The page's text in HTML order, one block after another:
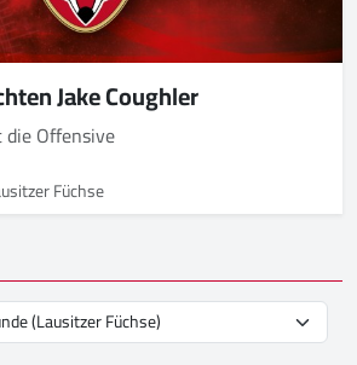
Jake Coughler
Offensive
Füchse